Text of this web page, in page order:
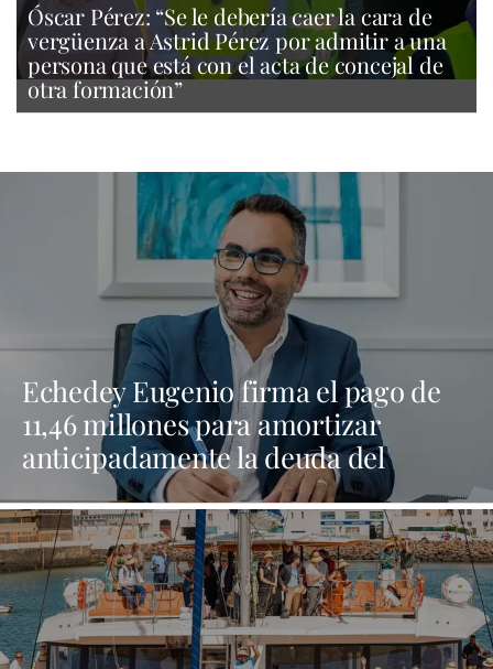
Óscar Pérez: “Se le debería caer la cara de
vergüenza a Astrid Pérez por admitir a una
persona que está con el acta de concejal de
otra formación”
Echedey Eugenio firma el pago de
11,46 millones para amortizar
anticipadamente la deuda del
Ayuntamiento de Arrecife